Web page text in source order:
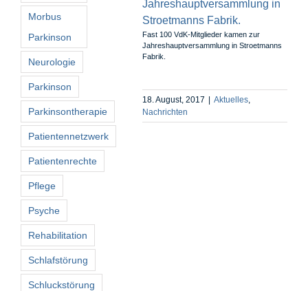
Fast 100 VdK-Mitglieder kamen zur
Jahreshauptversammlung in Stroetmanns
Fabrik.
18. August, 2017 Aktuelles,
Nachrichten
Morbus
Parkinson
Neurologie
Parkinson
Parkinsontherapie
Patientennetzwerk
Patientenrechte
Pflege
Psyche
Rehabilitation
Schlafstörung
Schluckstörung